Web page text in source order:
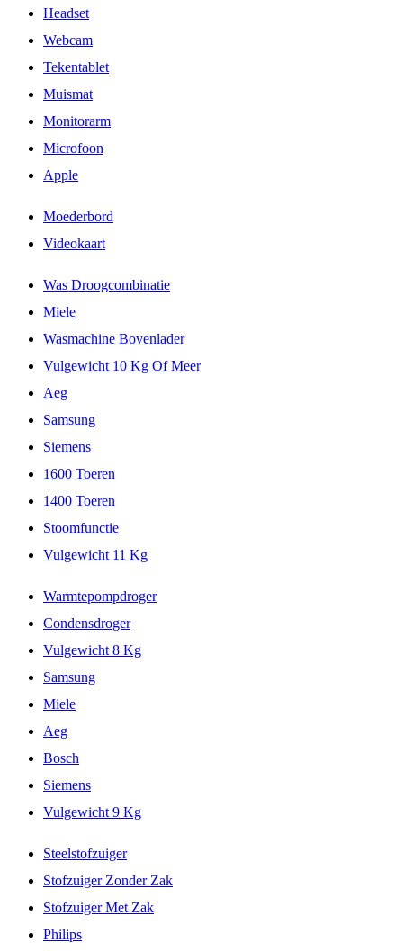
Headset
Webcam
Tekentablet
Muismat
Monitorarm
Microfoon
Apple
Moederbord
Videokaart
Was Droogcombinatie
Miele
Wasmachine Bovenlader
Vulgewicht 10 Kg Of Meer
Aeg
Samsung
Siemens
1600 Toeren
1400 Toeren
Stoomfunctie
Vulgewicht 11 Kg
Warmtepompdroger
Condensdroger
Vulgewicht 8 Kg
Samsung
Miele
Aeg
Bosch
Siemens
Vulgewicht 9 Kg
Steelstofzuiger
Stofzuiger Zonder Zak
Stofzuiger Met Zak
Philips